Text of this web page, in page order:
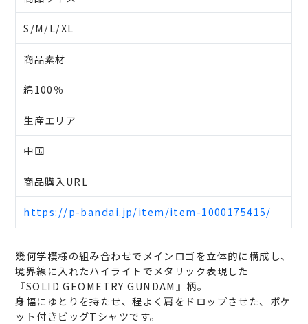
S/M/L/XL
商品素材
綿100％
生産エリア
中国
商品購入URL
https://p-bandai.jp/item/item-1000175415/
幾何学模様の組み合わせでメインロゴを立体的に構成し、
境界線に入れたハイライトでメタリック表現した
『SOLID GEOMETRY GUNDAM』柄。
身幅にゆとりを持たせ、程よく肩をドロップさせた、ポケ
ット付きビッグTシャツです。